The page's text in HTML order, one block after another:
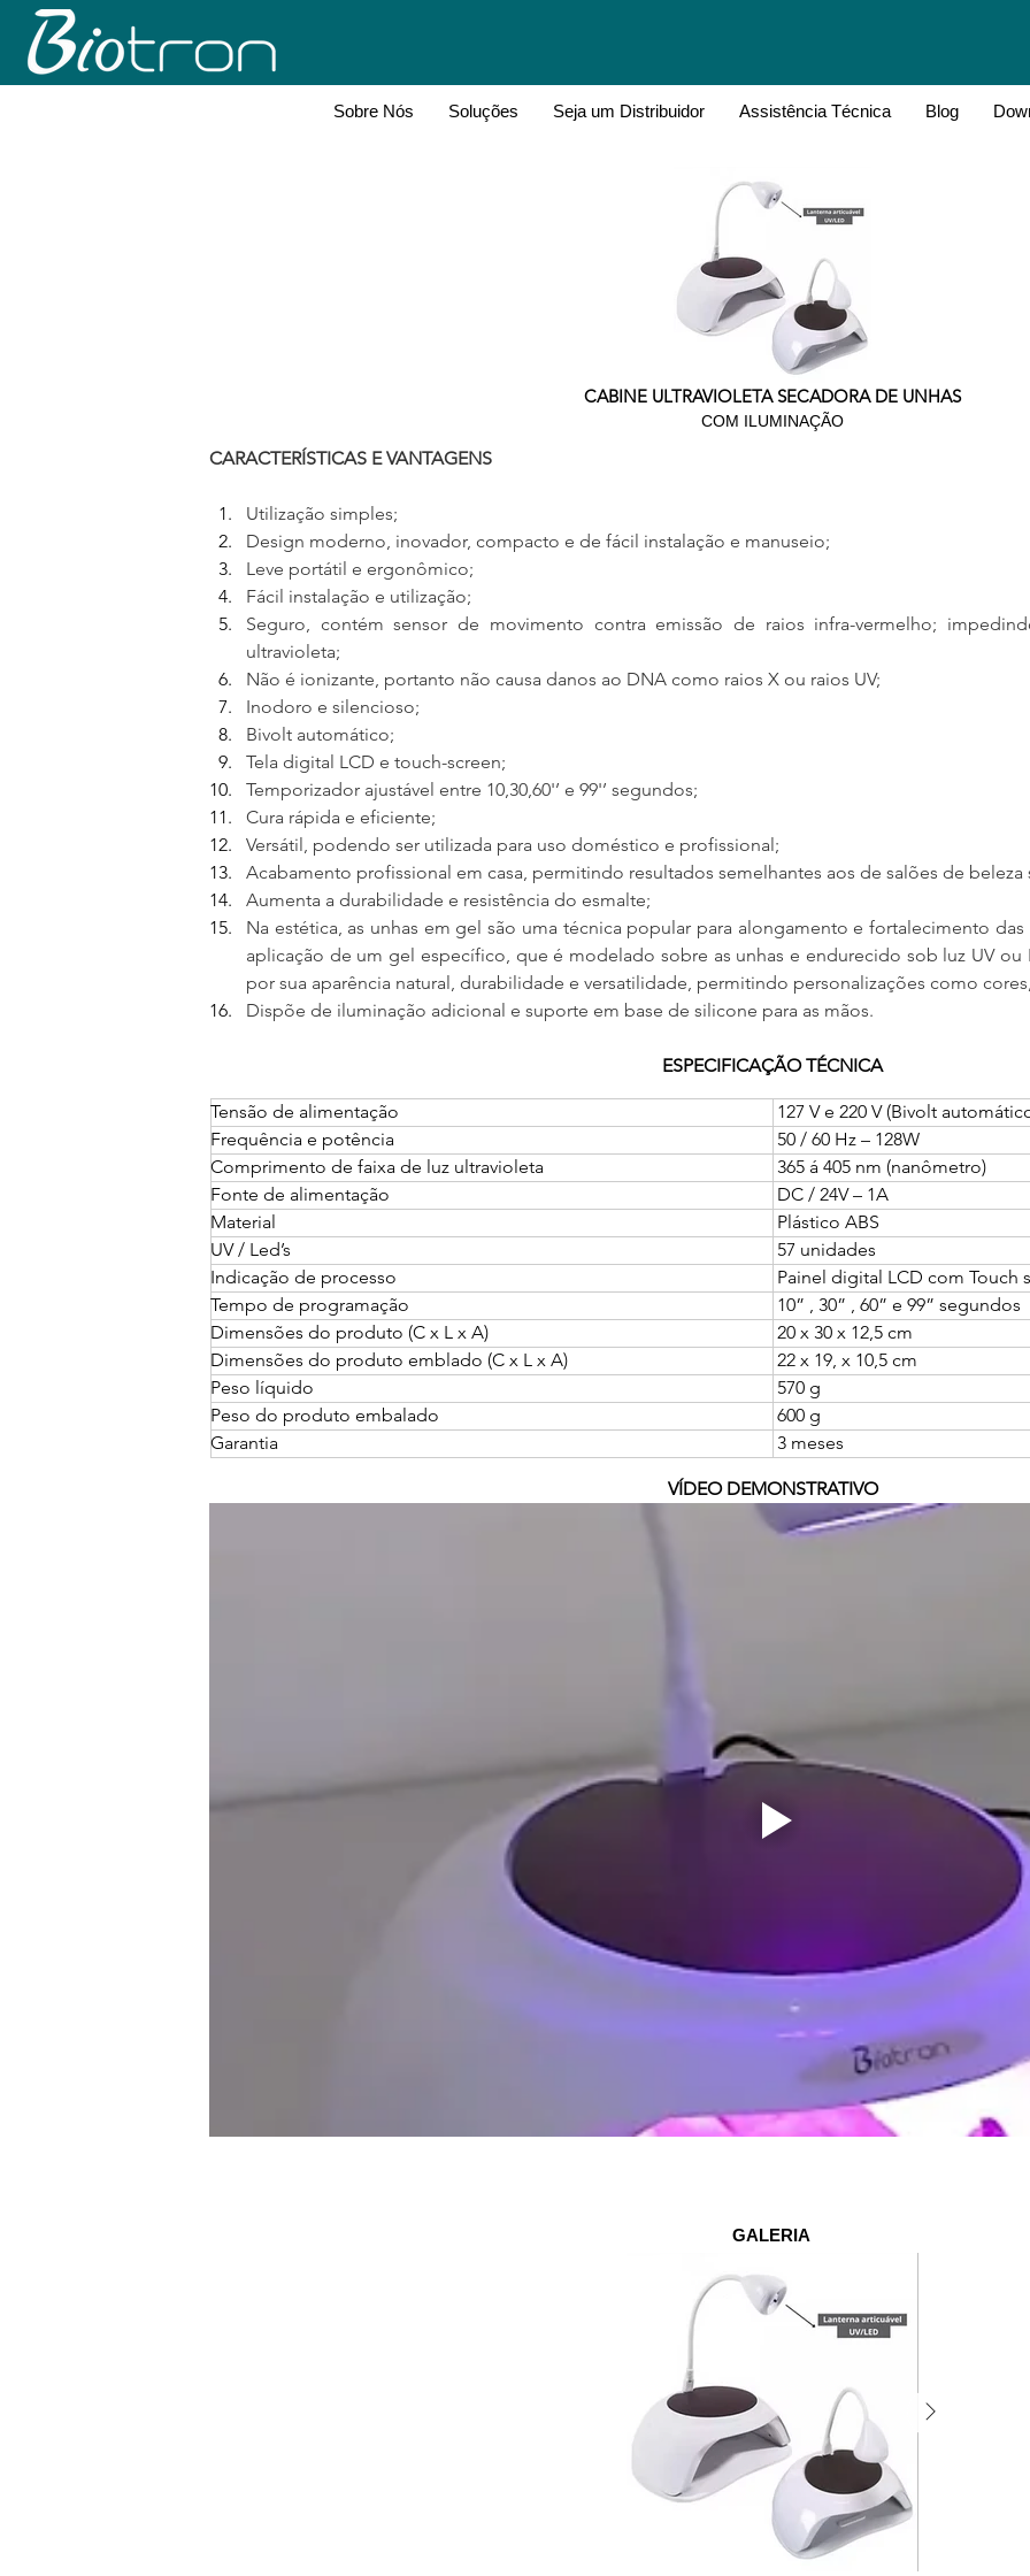
Sobre Nós Soluções Seja um Distribuidor Assistência Técnica Blog
CABINE ULTRAVIOLETA SECADORA DE UNHAS
COM ILUMINAÇÃO
CARACTERÍSTICAS E VANTAGENS
Utilização simples;​​​
Design moderno, inovador, compacto e de fácil instalação e manuseio;
Leve portátil e ergonômico;
Fácil instalação e utilização;
Seguro, contém sensor de movimento contra emissão de raios infra-vermelho;
ultravioleta;
Não é ionizante, portanto não causa danos ao DNA como raios X ou raios UV;
Inodoro e silencioso;
Bivolt automático;
Tela digital LCD e touch-screen;
Temporizador ajustável entre 10,30,60'’ e 99'’ segundos;
Cura rápida e eficiente;
Versátil, podendo ser utilizada para uso doméstico e profissional;
Acabamento profissional em casa, permitindo resultados semelhantes aos de salões de beleza
Aumenta a durabilidade e resistência do esmalte;
Na estética, as unhas em gel são uma técnica popular para alongamento e fortalecimento das
aplicação de um gel específico, que é modelado sobre as unhas e endurecido sob luz UV ou
por sua aparência natural, durabilidade e versatilidade, permitindo personalizações como
Dispõe de iluminação adicional e suporte em base de silicone para as mãos.
ESPECIFICAÇÃO TÉCNICA
Tensão de alimentação
127 V e 220 V (Bivolt
Frequência e potência
50 / 60 Hz – 128W
Comprimento de faixa de luz ultravioleta
365 á 405 nm (nanômetro)
Fonte de alimentação
DC / 24V – 1A
Material
Plástico ABS
UV / Led’s
57 unidades
Indicação de processo
Painel digital LCD com Touch
Tempo de programação
10” , 30” , 60” e 99” segundos
Dimensões do produto (C x L x A)
20 x 30 x 12,5 cm
Dimensões do produto emblado (C x L x A)
22 x 19, x 10,5 cm
Peso líquido
570 g
Peso do produto embalado
600 g
Garantia
3 meses
VÍDEO DEMONSTRATIVO
GALERIA